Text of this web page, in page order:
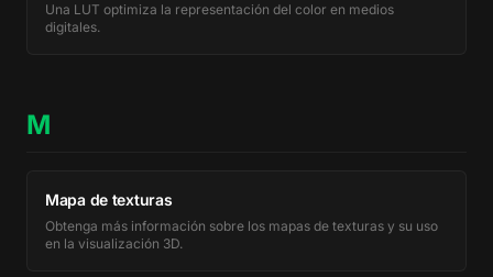
Una LUT optimiza la representación del color en medios
digitales.
M
Mapa de texturas
Obtenga más información sobre los mapas de texturas y su uso
en la visualización 3D.